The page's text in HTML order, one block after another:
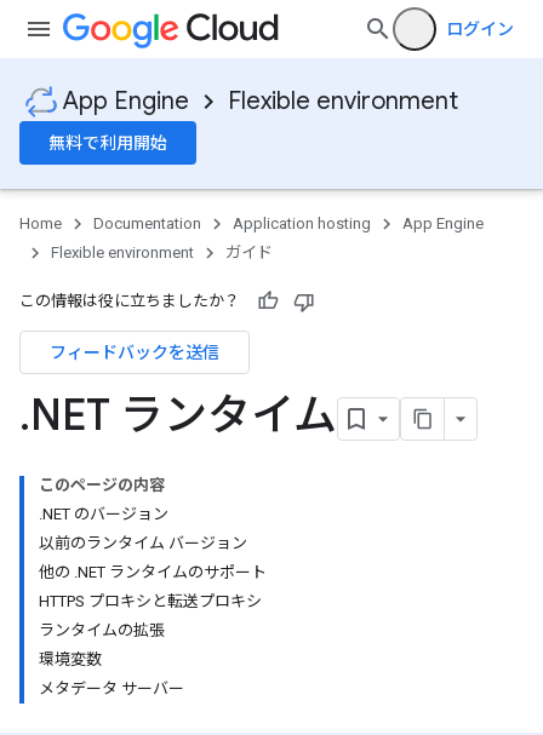
ログイン
App Engine Flexible environment
無料で利用開始
Home Documentation Application hosting
App Engine
Flexible environment
ガイド
この情報は役に立ちましたか？
フィードバックを送信
.NET ランタイム
このページの内容
.NET のバージョン
以前のランタイム バージョン
他の .NET ランタイムのサポート
HTTPS プロキシと転送プロキシ
ランタイムの拡張
環境変数
メタデータ サーバー